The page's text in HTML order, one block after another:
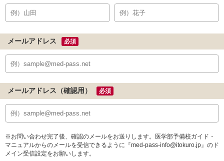
メールアドレス 必須
メールアドレス（確認用） 必須
※お問い合わせ完了後、確認のメールをお送りします。医学部予備校ガイド・
マニュアルからのメールを受信できるように『med-pass-info@itokuro.jp』のド
メイン受信設定をお願いします。